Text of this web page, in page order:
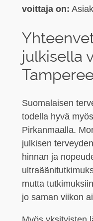
voittaja on:
julkisella
Suomalaisen
todella hyvä
Pirkanmaalla.
julkisen
hinnan ja
mutta
jo saman viikon